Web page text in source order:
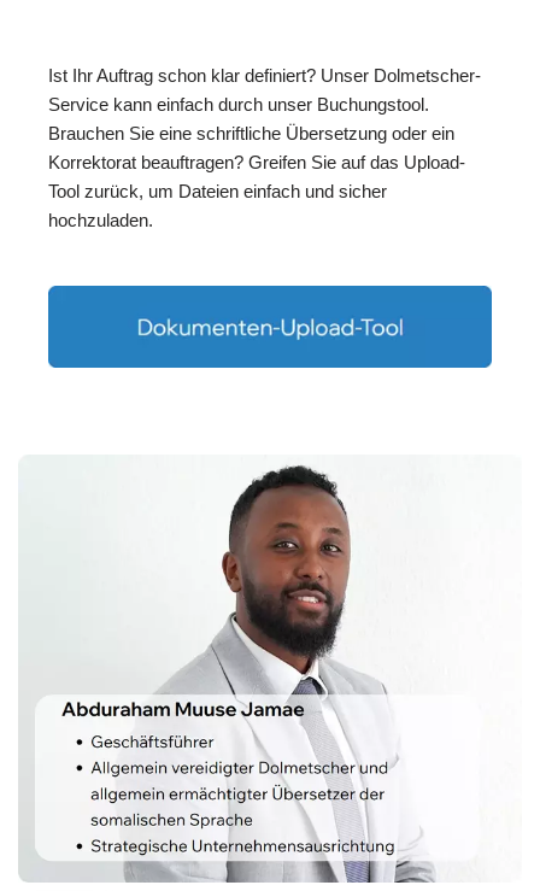
Ist Ihr Auftrag schon klar definiert? Unser Dolmetscher-
Service kann einfach durch unser Buchungstool.
Brauchen Sie eine schriftliche Übersetzung oder ein
Korrektorat beauftragen? Greifen Sie auf das Upload-
Tool zurück, um Dateien einfach und sicher
hochzuladen.